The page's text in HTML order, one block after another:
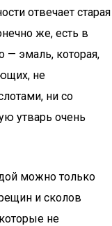
отвечает старая
же, есть в
— эмаль, которая,
не
ни со
утварь очень
можно только
и сколов
не